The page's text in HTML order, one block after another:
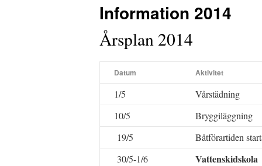
Information 2014
Årsplan 2014
Datum Aktivitet
1/5
Vårstädning
10/5
Bryggiläggning
19/5
Båtförartiden
30/5-1/6
Vattenskidskola